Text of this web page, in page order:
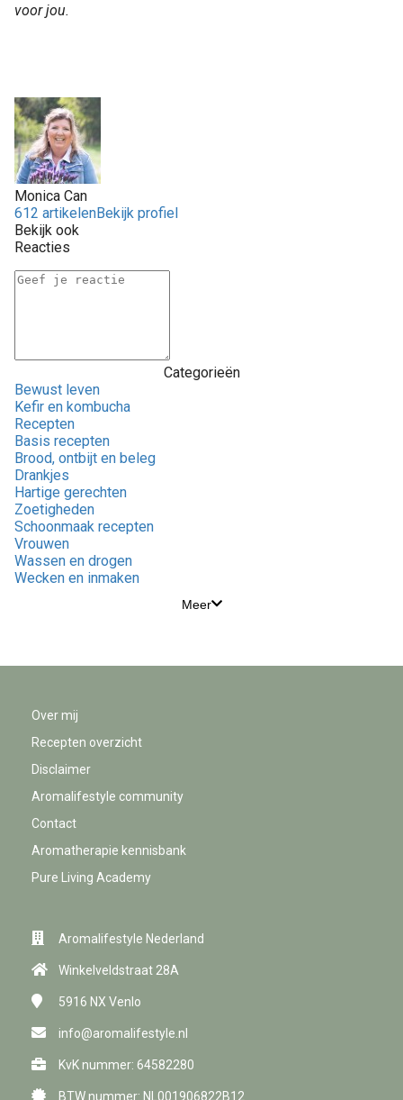
voor jou.
Monica Can
612 artikelenBekijk profiel
Bekijk ook
Reacties
Categorieën
Bewust leven
Kefir en kombucha
Recepten
Basis recepten
Brood, ontbijt en beleg
Drankjes
Hartige gerechten
Zoetigheden
Schoonmaak recepten
Vrouwen
Wassen en drogen
Wecken en inmaken
Meer
Over mij
Recepten overzicht
Disclaimer
Aromalifestyle community
Contact
Aromatherapie kennisbank
Pure Living Academy
Aromalifestyle Nederland
Winkelveldstraat 28A
5916 NX Venlo
info@aromalifestyle.nl
KvK nummer: 64582280
BTW nummer: NL001906822B12